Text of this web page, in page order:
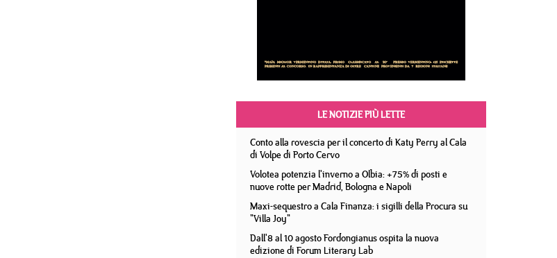
LE NOTIZIE PIÙ LETTE
Conto alla rovescia per il concerto di Katy Perry al Cala
di Volpe di Porto Cervo
Volotea potenzia l'inverno a Olbia: +75% di posti e
nuove rotte per Madrid, Bologna e Napoli
Maxi-sequestro a Cala Finanza: i sigilli della Procura su
"Villa Joy"
Dall'8 al 10 agosto Fordongianus ospita la nuova
edizione di Forum Literary Lab